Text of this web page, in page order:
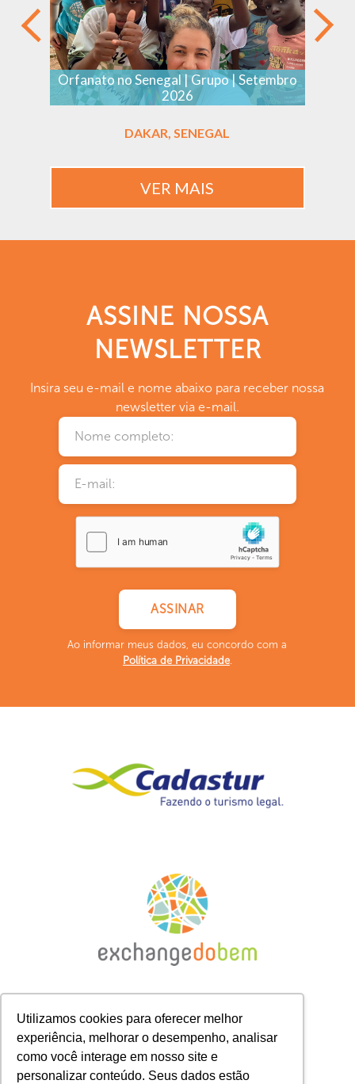
Utilizamos cookies para oferecer melhor
experiência, melhorar o desempenho, analisar
como você interage em nosso site e
personalizar conteúdo. Seus dados estão
Orfanato no Senegal | Grupo | Setembro
2026
DAKAR, SENEGAL
VER MAIS
ASSINE NOSSA
NEWSLETTER
Insira seu e-mail e nome abaixo para receber nossa
newsletter via e-mail.
Ao informar meus dados, eu concordo com a
Política de Privacidade.